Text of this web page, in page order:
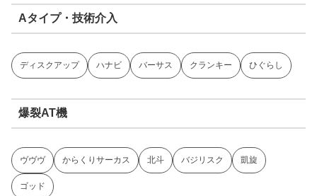
Aタイプ・技術介入
ディスクアップ ハナビ バーサス クランキー ひぐらし
爆裂AT機
ヴヴヴ からくりサーカス 北斗 バジリスク 凱旋
ゴッド